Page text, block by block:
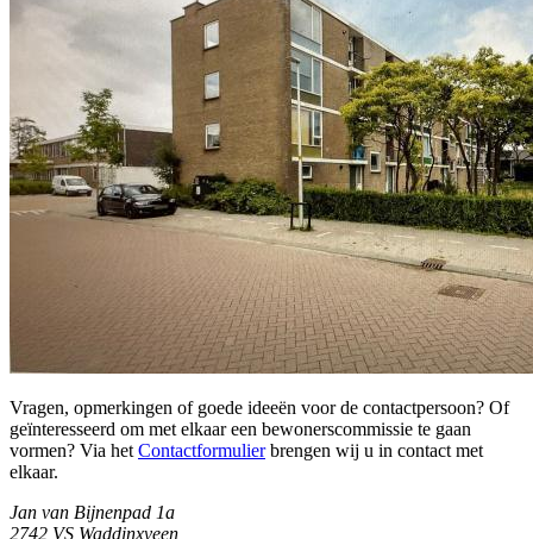
Vragen, opmerkingen of goede ideeën voor de contactpersoon? Of
geïnteresseerd om met elkaar een bewonerscommissie te gaan
vormen? Via het Contactformulierbrengen wij u in contact met
elkaar.
Jan van Bijnenpad 1a
2742 VS Waddinxveen